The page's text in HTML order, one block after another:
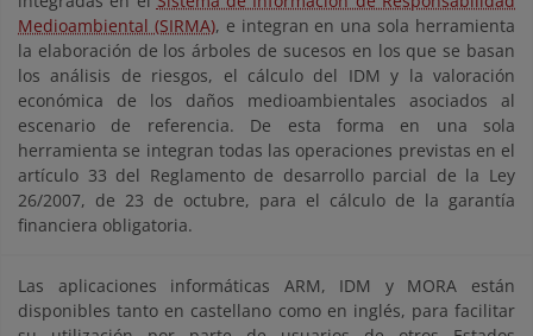
Medioambiental (SIRMA), e integran en una sola herramienta
la elaboración de los árboles de sucesos en los que se basan
los análisis de riesgos, el cálculo del IDM y la valoración
económica de los daños medioambientales asociados al
escenario de referencia. De esta forma en una sola
herramienta se integran todas las operaciones previstas en el
artículo 33 del Reglamento de desarrollo parcial de la Ley
26/2007, de 23 de octubre, para el cálculo de la garantía
financiera obligatoria.
Las aplicaciones informáticas ARM, IDM y MORA están
disponibles tanto en castellano como en inglés, para facilitar